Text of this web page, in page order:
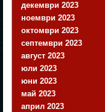
декември 2023
ноември 2023
октомври 2023
септември 2023
август 2023
юли 2023
юни 2023
май 2023
април 2023